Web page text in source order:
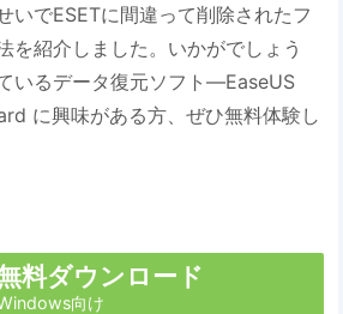
いでESETに間違って削除されたフ
を紹介しました。いかがでしょう
いるデータ復元ソフト―EaseUS
に興味がある方、ぜひ無料体験し
料ダウンロード
向け